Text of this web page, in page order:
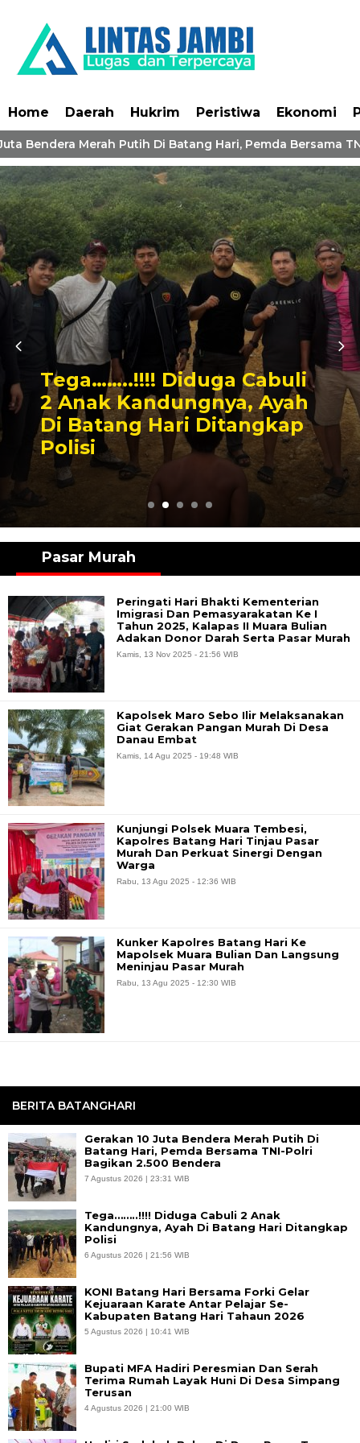
Home Daerah Hukrim Peristiwa Ekonomi
Bendera Merah Putih Di Batang Hari, Pemda Bersama
Tega……..!!!! Diduga Cabuli
2 Anak Kandungnya, Ayah
Di Batang Hari Ditangkap
Polisi
BERITA BATANGHARI
Gerakan 10 Juta Bendera Merah Putih Di
Batang Hari, Pemda Bersama TNI-Polri
Bagikan 2.500 Bendera
7 Agustus 2026 | 23:31 WIB
Tega……..!!!! Diduga Cabuli 2 Anak
Kandungnya, Ayah Di Batang Hari Ditangkap
Polisi
6 Agustus 2026 | 21:56 WIB
KONI Batang Hari Bersama Forki Gelar
Kejuaraan Karate Antar Pelajar Se-
Kabupaten Batang Hari Tahaun 2026
5 Agustus 2026 | 10:41 WIB
Bupati MFA Hadiri Peresmian Dan Serah
Terima Rumah Layak Huni Di Desa Simpang
Terusan
4 Agustus 2026 | 21:00 WIB
Pasar Murah
Peringati Hari Bhakti Kementerian
Imigrasi Dan Pemasyarakatan Ke I
Tahun 2025, Kalapas II Muara Bulian
Adakan Donor Darah Serta Pasar Murah
Kamis, 13 Nov 2025 - 21:56 WIB
Kapolsek Maro Sebo Ilir Melaksanakan
Giat Gerakan Pangan Murah Di Desa
Danau Embat
Kamis, 14 Agu 2025 - 19:48 WIB
Kunjungi Polsek Muara Tembesi,
Kapolres Batang Hari Tinjau Pasar
Murah Dan Perkuat Sinergi Dengan
Warga
Rabu, 13 Agu 2025 - 12:36 WIB
Kunker Kapolres Batang Hari Ke
Mapolsek Muara Bulian Dan Langsung
Meninjau Pasar Murah
Rabu, 13 Agu 2025 - 12:30 WIB